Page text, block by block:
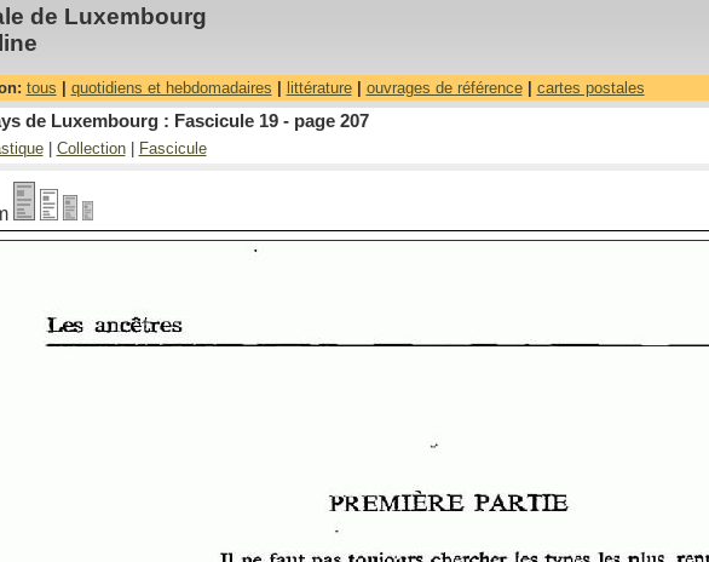
de Luxembourg
tous quotidiens et hebdomadaires littérature| ouvrages de référence| cartes postales
de Luxembourg : Fascicule 19 - page 207
| Collection| Fascicule